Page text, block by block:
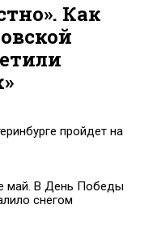
Как
пройдет на
май. В День Победы
снегом